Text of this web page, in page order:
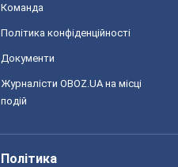
Команда
Політика конфіденційності
Документи
Журналісти OBOZ.UA на місці
подій
Політика